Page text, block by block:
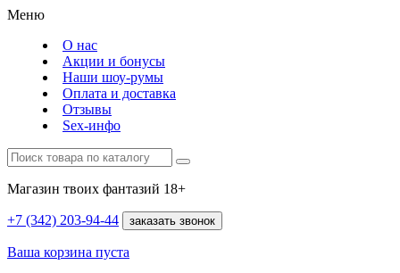
Меню
О нас
Акции и бонусы
Наши шоу-румы
Оплата и доставка
Отзывы
Sex-инфо
Магазин твоих фантазий 18+
+7 (342) 203-94-44 заказать звонок
Ваша корзина пуста